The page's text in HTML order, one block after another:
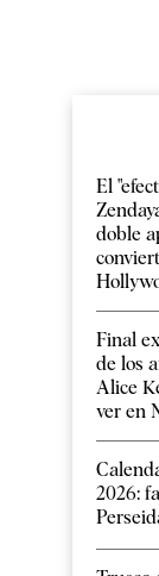
El
doble
Final
de los
Alice
ver en
2026: